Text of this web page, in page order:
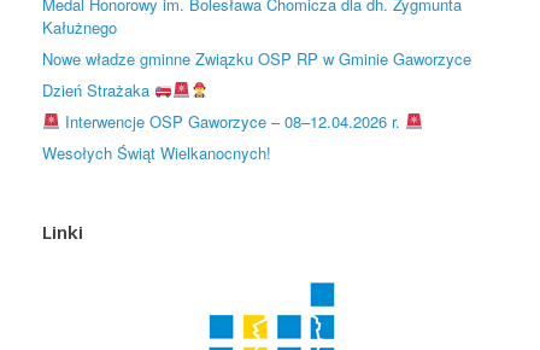
Kałużnego
Nowe władze gminne Związku OSP RP w Gminie Gaworzyce
Dzień Strażaka
Interwencje OSP Gaworzyce – 08–12.04.2026 r.
Wesołych Świąt Wielkanocnych!
Linki